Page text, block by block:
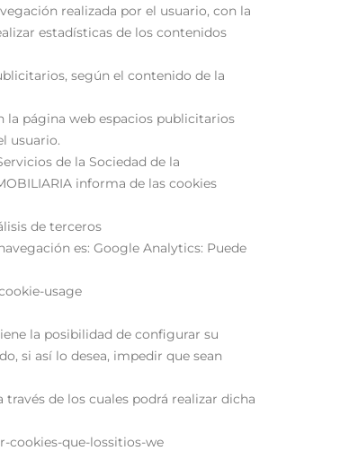
realizada por el usuario, con la
estadísticas de los contenidos
según el contenido de la
página web espacios publicitarios
usuario.
de la Sociedad de la
informa de las cookies
de terceros
es: Google Analytics: Puede
usage
la posibilidad de configurar su
si así lo desea, impedir que sean
de los cuales podrá realizar dicha
cookies-que-lossitios-we